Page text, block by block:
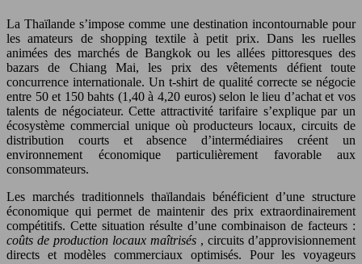
La Thaïlande s’impose comme une destination incontournable pour
les amateurs de shopping textile à petit prix. Dans les ruelles
animées des marchés de Bangkok ou les allées pittoresques des
bazars de Chiang Mai, les prix des vêtements défient toute
concurrence internationale. Un t-shirt de qualité correcte se négocie
entre 50 et 150 bahts (1,40 à 4,20 euros) selon le lieu d’achat et vos
talents de négociateur. Cette attractivité tarifaire s’explique par un
écosystème commercial unique où producteurs locaux, circuits de
distribution courts et absence d’intermédiaires créent un
environnement économique particulièrement favorable aux
consommateurs.
Les marchés traditionnels thaïlandais bénéficient d’une structure
économique qui permet de maintenir des prix extraordinairement
compétitifs. Cette situation résulte d’une combinaison de facteurs :
coûts de production locaux maîtrisés , circuits d’approvisionnement
directs et modèles commerciaux optimisés. Pour les voyageurs